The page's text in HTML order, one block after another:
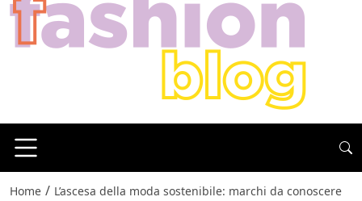
Home / L’ascesa della moda sostenibile: marchi da conoscere